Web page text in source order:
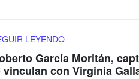
LEYENDO
García Moritán,
vinculan con Virginia